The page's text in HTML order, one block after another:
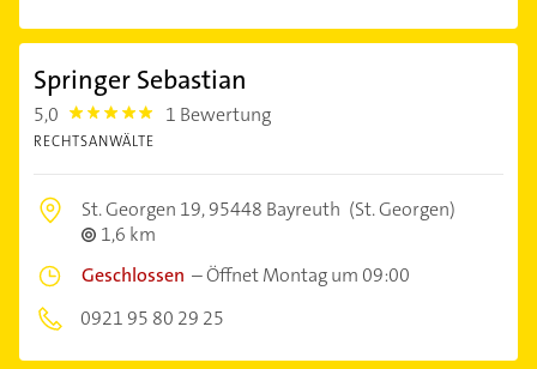
Springer Sebastian
5,0 5.0 1 Bewertung
RECHTSANWÄLTE
St. Georgen 19,95448 Bayreuth (St. Georgen)
1,6 km
Geschlossen –Öffnet Montag um 09:00
0921 95 80 29 25